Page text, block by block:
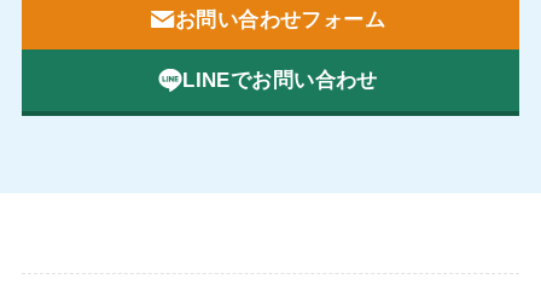
お問い合わせフォーム
LINEでお問い合わせ